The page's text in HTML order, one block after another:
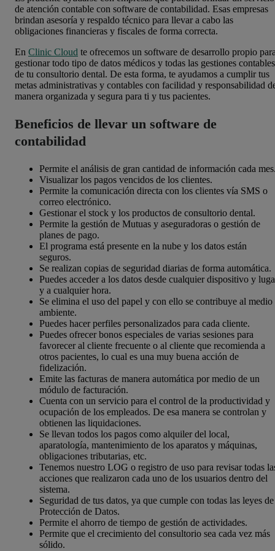
de atención contable con software de contabilidad. Esas empresas
brindan asesoría y respaldo técnico para llevar a cabo las
obligaciones financieras y fiscales de forma correcta.
En Clinic Cloud te ofrecemos un software de desarrollo propio
gestionar todo tipo de datos médicos y todas las gestiones contables
de tu consultorio dental. De esta forma, te ayudamos a cumplir tus
metas administrativas y contables con facilidad y responsabilidad
manera organizada y segura para ti y tus pacientes.
Beneficios de llevar un software de
contabilidad
Permite el análisis de gran cantidad de información cada
Visualizar los pagos vencidos de los clientes.
Permite la comunicación directa con los clientes vía SMS o
correo electrónico.
Gestionar el stock y los productos de consultorio dental.
Permite la gestión de Mutuas y aseguradoras o gestión de
planes de pago.
El programa está presente en la nube y los datos están
seguros.
Se realizan copias de seguridad diarias de forma automática.
Puedes acceder a los datos desde cualquier dispositivo y
y a cualquier hora.
Se elimina el uso del papel y con ello se contribuye al medio
ambiente.
Puedes hacer perfiles personalizados para cada cliente.
Puedes ofrecer bonos especiales de varias sesiones para
favorecer al cliente frecuente o al cliente que recomienda a
otros pacientes, lo cual es una muy buena acción de
fidelización.
Emite las facturas de manera automática por medio de un
módulo de facturación.
Cuenta con un servicio para el control de la productividad y
ocupación de los empleados. De esa manera se controlan y
obtienen las liquidaciones.
Se llevan todos los pagos como alquiler del local,
aparatología, mantenimiento de los aparatos y máquinas,
obligaciones tributarias, etc.
Tenemos nuestro LOG o registro de uso para revisar todas
acciones que realizaron cada uno de los usuarios dentro del
sistema.
Seguridad de tus datos, ya que cumple con todas las leyes de
Protección de Datos.
Permite el ahorro de tiempo de gestión de actividades.
Permite que el crecimiento del consultorio sea cada vez más
sólido.